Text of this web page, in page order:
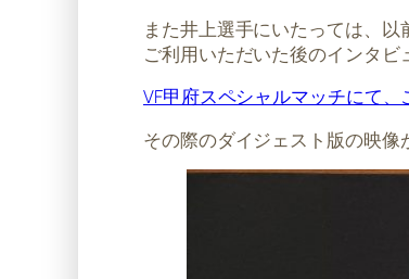
また井上選手にいたっては、
ご利用いただいた後のインタビ
VF甲府スペシャルマッチにて、
その際のダイジェスト版の映像